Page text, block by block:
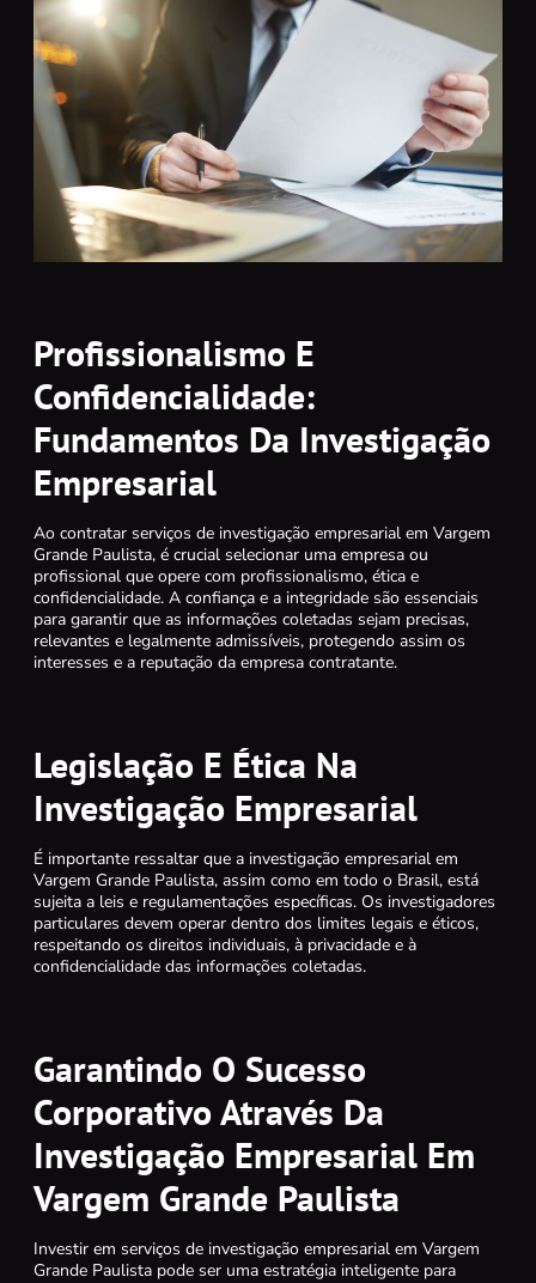
Profissionalismo E
Confidencialidade:
Fundamentos Da Investigação
Empresarial
Ao contratar serviços de investigação empresarial em Vargem
Grande Paulista, é crucial selecionar uma empresa ou
profissional que opere com profissionalismo, ética e
confidencialidade. A confiança e a integridade são essenciais
para garantir que as informações coletadas sejam precisas,
relevantes e legalmente admissíveis, protegendo assim os
interesses e a reputação da empresa contratante.
Legislação E Ética Na
Investigação Empresarial
É importante ressaltar que a investigação empresarial em
Vargem Grande Paulista, assim como em todo o Brasil, está
sujeita a leis e regulamentações específicas. Os investigadores
particulares devem operar dentro dos limites legais e éticos,
respeitando os direitos individuais, à privacidade e à
confidencialidade das informações coletadas.
Garantindo O Sucesso
Corporativo Através Da
Investigação Empresarial Em
Vargem Grande Paulista
Investir em serviços de investigação empresarial em Vargem
Grande Paulista pode ser uma estratégia inteligente para